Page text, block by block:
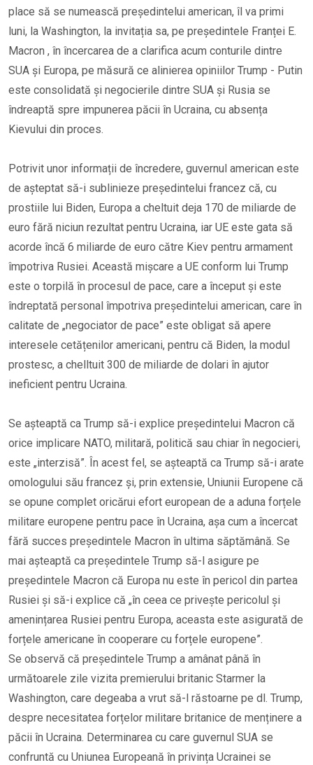
place să se numească președintelui american, îl va primi
luni, la Washington, la invitația sa, pe președintele Franței E.
Macron , în încercarea de a clarifica acum conturile dintre
SUA și Europa, pe măsură ce alinierea opiniilor Trump - Putin
este consolidată și negocierile dintre SUA și Rusia se
îndreaptă spre impunerea păcii în Ucraina, cu absența
Kievului din proces.
Potrivit unor informații de încredere, guvernul american este
de așteptat să-i sublinieze președintelui francez că, cu
prostiile lui Biden, Europa a cheltuit deja 170 de miliarde de
euro fără niciun rezultat pentru Ucraina, iar UE este gata să
acorde încă 6 miliarde de euro către Kiev pentru armament
împotriva Rusiei. Această mișcare a UE conform lui Trump
este o torpilă în procesul de pace, care a început și este
îndreptată personal împotriva președintelui american, care în
calitate de „negociator de pace” este obligat să apere
interesele cetățenilor americani, pentru că Biden, la modul
prostesc, a chelltuit 300 de miliarde de dolari în ajutor
ineficient pentru Ucraina.
Se așteaptă ca Trump să-i explice președintelui Macron că
orice implicare NATO, militară, politică sau chiar în negocieri,
este „interzisă”. În acest fel, se așteaptă ca Trump să-i arate
omologului său francez și, prin extensie, Uniunii Europene că
se opune complet oricărui efort european de a aduna forțele
militare europene pentru pace în Ucraina, așa cum a încercat
fără succes președintele Macron în ultima săptămână. Se
mai așteaptă ca președintele Trump să-l asigure pe
președintele Macron că Europa nu este în pericol din partea
Rusiei și să-i explice că „în ceea ce privește pericolul și
amenințarea Rusiei pentru Europa, aceasta este asigurată de
forțele americane în cooperare cu forțele europene”.
Se observă că președintele Trump a amânat până în
următoarele zile vizita premierului britanic Starmer la
Washington, care degeaba a vrut să-l răstoarne pe dl. Trump,
despre necesitatea forțelor militare britanice de menținere a
păcii în Ucraina. Determinarea cu care guvernul SUA se
confruntă cu Uniunea Europeană în privința Ucrainei se